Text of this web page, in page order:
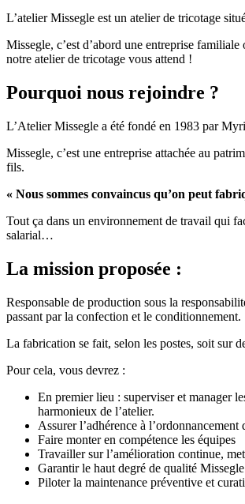
L’atelier Missegle est un atelier de tricotage
Missegle, c’est d’abord une entreprise
notre atelier de tricotage vous attend !
Pourquoi nous rejoindre ?
L’Atelier Missegle a été fondé en 1983 par
Missegle, c’est une entreprise attachée au
fils.
« Nous sommes convaincus qu’on peut
Tout ça dans un environnement de travail qui
salarial…
La mission proposée :
Responsable de production sous la
passant par la confection et le conditionnement.
La fabrication se fait, selon les postes, soit sur
Pour cela, vous devrez :
En premier lieu : superviser et manager
harmonieux de l’atelier.
Assurer l’adhérence à
Faire monter en compétence les équipes
Travailler sur l’amélioration continue,
Garantir le haut degré de qualité Missegle
Piloter la maintenance préventive et